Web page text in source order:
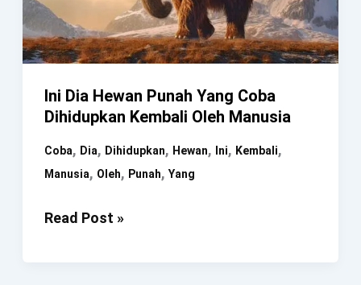
Ini Dia Hewan Punah Yang Coba
Dihidupkan Kembali Oleh Manusia
Coba, Dia, Dihidupkan, Hewan, Ini, Kembali,
Manusia, Oleh, Punah, Yang
Ini
Read Post »